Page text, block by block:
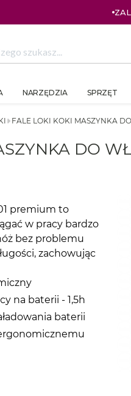
NARZĘDZIA SPRZĘT
FALE LOKI KOKI MASZYNKA
DO
premium to
w pracy bardzo
bez problemu
zachowując
na baterii - 1,5h
baterii